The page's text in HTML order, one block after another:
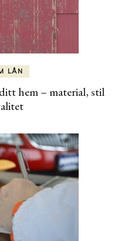
LÅN
hem – material, stil